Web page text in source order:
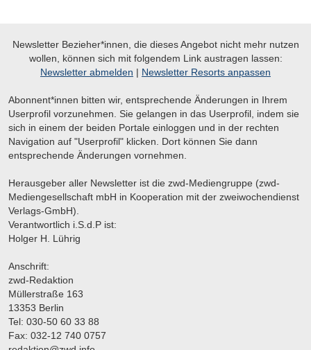
Newsletter Bezieher*innen, die dieses Angebot nicht mehr nutzen
wollen, können sich mit folgendem Link austragen lassen:
Newsletter abmelden | Newsletter Resorts anpassen
Abonnent*innen bitten wir, entsprechende Änderungen in Ihrem
Userprofil vorzunehmen. Sie gelangen in das Userprofil, indem sie
sich in einem der beiden Portale einloggen und in der rechten
Navigation auf "Userprofil" klicken. Dort können Sie dann
entsprechende Änderungen vornehmen.
Herausgeber aller Newsletter ist die zwd-Mediengruppe (zwd-
Mediengesellschaft mbH in Kooperation mit der zweiwochendienst
Verlags-GmbH).
Verantwortlich i.S.d.P ist:
Holger H. Lührig
Anschrift:
zwd-Redaktion
Müllerstraße 163
13353 Berlin
Tel: 030-50 60 33 88
Fax: 032-12 740 0757